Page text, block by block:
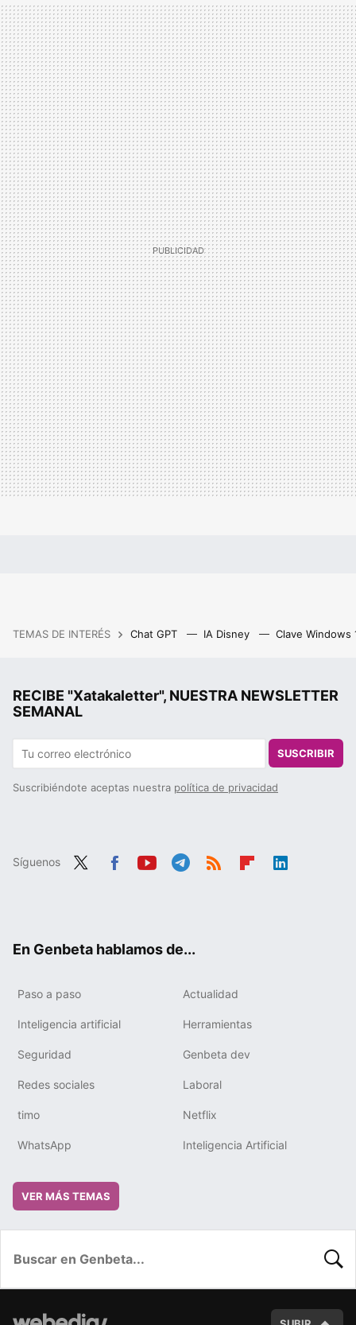
MAIL
TEMAS DE INTERÉS Chat GPT IA Disney Clave Windows
RECIBE "Xatakaletter", NUESTRA NEWSLETTER
SEMANAL
SUSCRIBIR
Suscribiéndote aceptas nuestra política de privacidad
Síguenos
En Genbeta hablamos de...
Paso a paso Actualidad
Inteligencia artificial Herramientas
Seguridad Genbeta dev
Redes sociales Laboral
timo Netflix
WhatsApp Inteligencia Artificial
VER MÁS TEMAS